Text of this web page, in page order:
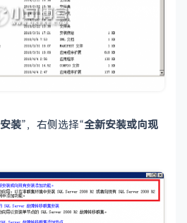
安装”，右侧选择“全新安装或向现